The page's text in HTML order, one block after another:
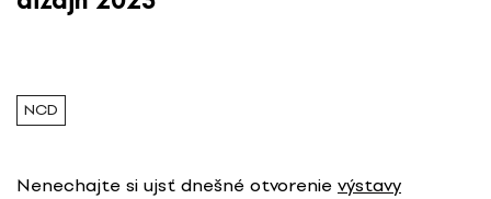
NCD
Nenechajte si ujsť dnešné otvorenie výstavy